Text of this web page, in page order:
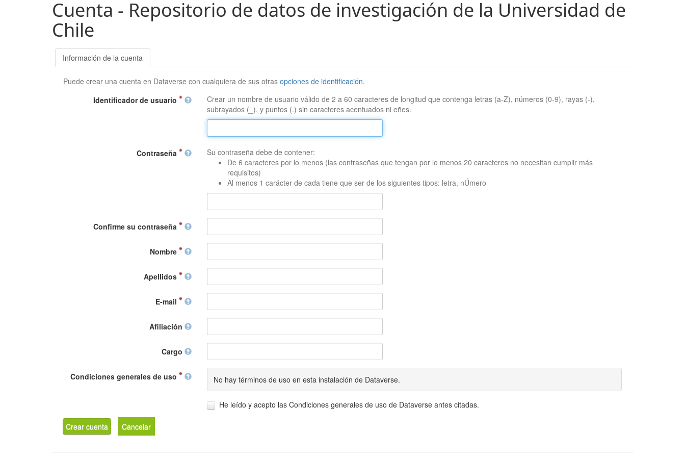
Cuenta - Repositorio de datos de investigación de la Universidad de
Chile
Información de la cuenta
Puede crear una cuenta en Dataverse con cualquiera de sus otrasopciones de identificación.
Identificador de usuario
Crear un nombre de usuario válido de 2 a 60 caracteres de longitud que contenga letras (a-Z), números (0-9), rayas (-),
subrayados (_), y puntos (.) sin caracteres acentuados ni eñes.
Contraseña
Su contraseña debe de contener:
De 6 caracteres por lo menos (las contraseñas que tengan por lo menos 20 caracteres no necesitan cumplir más
requisitos)
Al menos 1 carácter de cada tiene que ser de los siguientes tipos: letra, nÚmero
Confirme su contraseña
Nombre
Apellidos
E-mail
Afiliación
Cargo
Condiciones generales de uso No hay términos de uso en esta instalación de Dataverse.
He leído y acepto las Condiciones generales de uso de Dataverse antes citadas.
Crear cuenta Cancelar